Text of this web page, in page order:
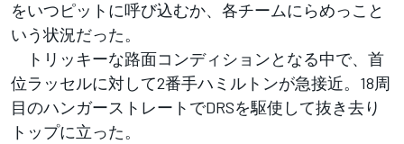
をいつピットに呼び込むか、各チームにらめっこと
いう状況だった。
トリッキーな路面コンディションとなる中で、首
位ラッセルに対して2番手ハミルトンが急接近。18周
目のハンガーストレートでDRSを駆使して抜き去り
トップに立った。